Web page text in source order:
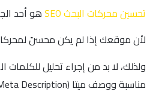
تحسين محركات البحث SEO
هو أحد
لأن موقعك إذا لم يكن محسنً
ولذلك، لا بد من إجراء تحليل
مناسبة ووصف ميتا (Meta Description) مختصر وواضح حتى تفهمه محركات البحث، ويعمل على جذب الزوار.